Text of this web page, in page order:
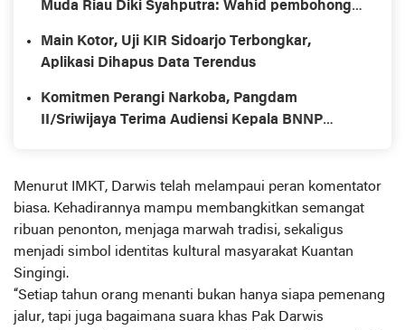
Muda Riau Diki Syahputra: Wahid pembohong,
Main Kotor, Uji KIR Sidoarjo Terbongkar,
Aplikasi Dihapus Data Terendus
Komitmen Perangi Narkoba, Pangdam
II/Sriwijaya Terima Audiensi Kepala BNNP
Menurut IMKT, Darwis telah melampaui peran komentator
biasa. Kehadirannya mampu membangkitkan semangat
ribuan penonton, menjaga marwah tradisi, sekaligus
menjadi simbol identitas kultural masyarakat Kuantan
Singingi.
“Setiap tahun orang menanti bukan hanya siapa pemenang
jalur, tapi juga bagaimana suara khas Pak Darwis